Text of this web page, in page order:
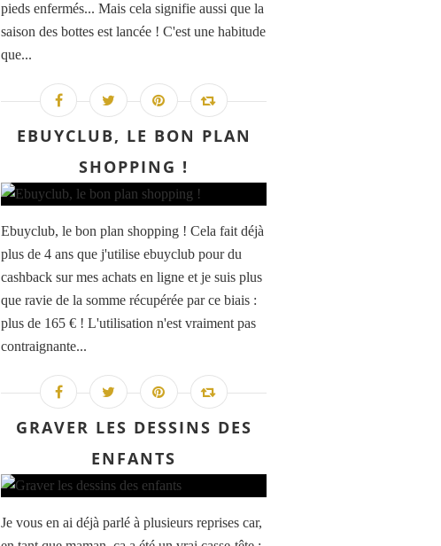
pieds enfermés... Mais cela signifie aussi que la
saison des bottes est lancée ! C'est une habitude
que...
EBUYCLUB, LE BON PLAN
SHOPPING !
Ebuyclub, le bon plan shopping ! Cela fait déjà
plus de 4 ans que j'utilise ebuyclub pour du
cashback sur mes achats en ligne et je suis plus
que ravie de la somme récupérée par ce biais :
plus de 165 € ! L'utilisation n'est vraiment pas
contraignante...
GRAVER LES DESSINS DES
ENFANTS
Je vous en ai déjà parlé à plusieurs reprises car,